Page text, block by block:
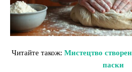
Читайте також: Мистецтво
паски